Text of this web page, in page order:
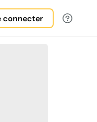
connecter